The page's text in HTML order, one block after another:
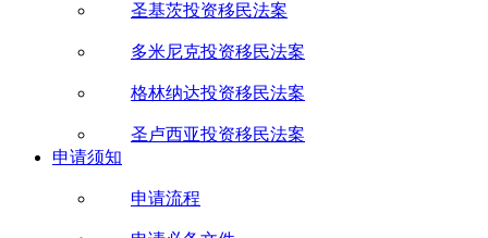
圣基茨投资移民法案
多米尼克投资移民法案
格林纳达投资移民法案
圣卢西亚投资移民法案
申请须知
申请流程